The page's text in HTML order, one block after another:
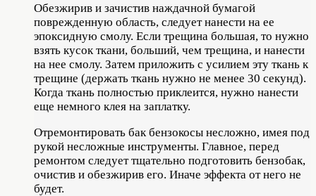
Обезжирив и зачистив наждачной бумагой
поврежденную область, следует нанести на ее
эпоксидную смолу. Если трещина большая, то нужно
взять кусок ткани, больший, чем трещина, и нанести
на нее смолу. Затем приложить с усилием эту ткань к
трещине (держать ткань нужно не менее 30 секунд).
Когда ткань полностью приклеится, нужно нанести
еще немного клея на заплатку.
Отремонтировать бак бензокосы несложно, имея под
рукой несложные инструменты. Главное, перед
ремонтом следует тщательно подготовить бензобак,
очистив и обезжирив его. Иначе эффекта от него не
будет.